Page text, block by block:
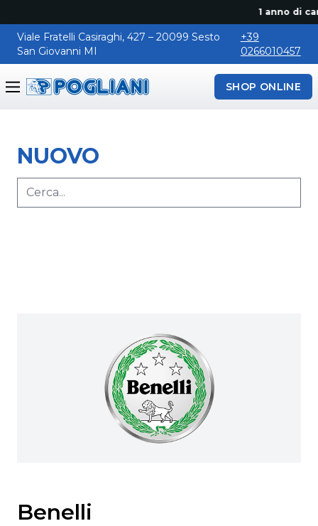
1 anno di
Viale Fratelli Casiraghi, 427 – 20099 Sesto
San Giovanni MI
+39
0266010457
SHOP ONLINE
NUOVO
Benelli